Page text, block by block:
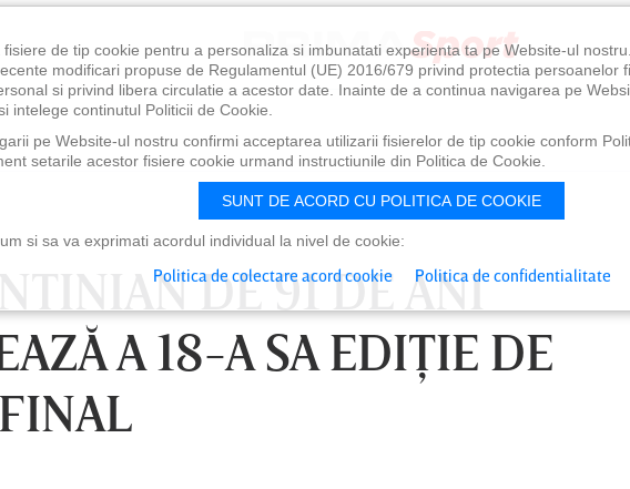
DE 91 DE ANI
A 18-A SA EDIŢIE DE
fisiere de tip cookie pentru a personaliza si imbunatati experienta ta pe Website-ul
modificari propuse de Regulamentul (UE) 2016/679 privind protectia persoanelor
si privind libera circulatie a acestor date. Inainte de a continua navigarea pe
intelege continutul Politicii de Cookie.
pe Website-ul nostru confirmi acceptarea utilizarii fisierelor de tip cookie conform
setarile acestor fisiere cookie urmand instructiunile din Politica de Cookie.
SUNT DE ACORD CU POLITICA DE COOKIE
si sa va exprimati acordul individual la nivel de cookie:
Politica de colectare acord cookie Politica de confidentialitate